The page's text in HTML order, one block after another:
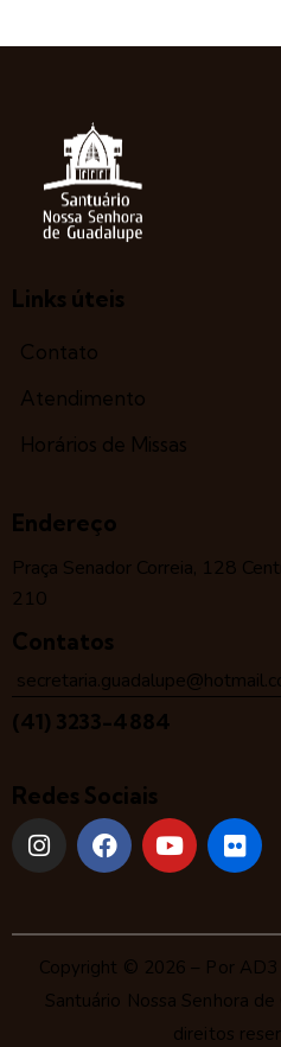
Links úteis
Contato
Atendimento
Horários de Missas
Endereço
Praça Senador Correia, 128
210
Contatos
(41) 3233-4884
Redes Sociais
Copyright © 2026 – Por AD3
Santuário Nossa Senhora
direitos